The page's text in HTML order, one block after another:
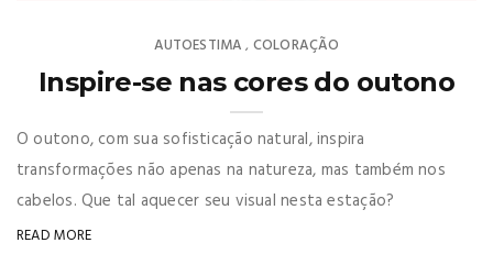
AUTOESTIMA , COLORAÇÃO
Inspire-se nas cores do outono
O outono, com sua sofisticação natural, inspira
transformações não apenas na natureza, mas também nos
cabelos. Que tal aquecer seu visual nesta estação?
READ MORE